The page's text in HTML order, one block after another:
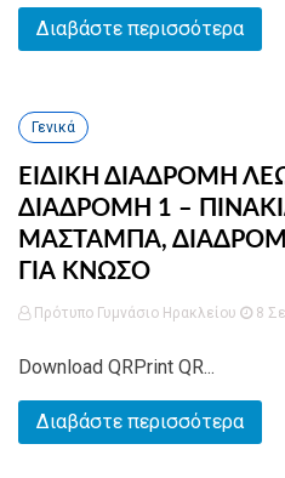
Διαβάστε περισσότερα
Γενικά
ΕΙΔΙΚΗ ΔΙΑΔΡΟΜΗ
ΔΙΑΔΡΟΜΗ 1 –
ΜΑΣΤΑΜΠΑ,
ΓΙΑ ΚΝΩΣΟ
Πρότυπο Γυμνάσιο Ηρακλείου 8
Download QRPrint QR...
Διαβάστε περισσότερα